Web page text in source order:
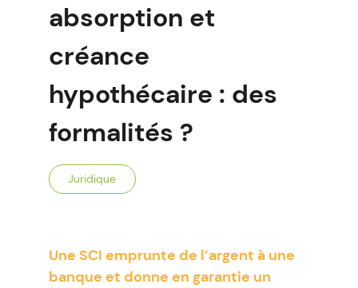
absorption et
créance
hypothécaire : des
formalités ?
Juridique
Une SCI emprunte de l’argent à une
banque et donne en garantie un